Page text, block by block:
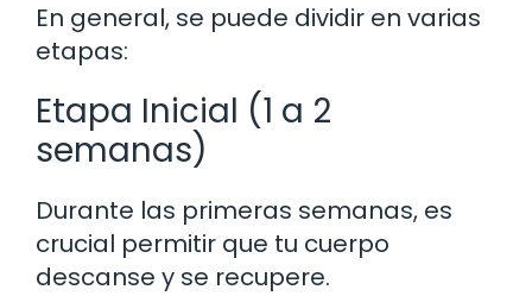
En general, se puede dividir en varias
etapas:
Etapa Inicial (1 a 2
semanas)
Durante las primeras semanas, es
crucial permitir que tu cuerpo
descanse y se recupere.